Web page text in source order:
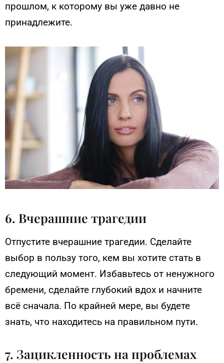
прошлом, к которому вы уже давно не
принадлежите.
6. Вчерашние трагедии
Отпустите вчерашние трагедии. Сделайте
выбор в пользу того, кем вы хотите стать в
следующий момент. Избавьтесь от ненужного
бремени, сделайте глубокий вдох и начните
всё сначала. По крайней мере, вы будете
знать, что находитесь на правильном пути.
7. Зацикленность на проблемах